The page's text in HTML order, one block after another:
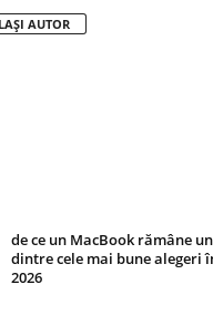
AUTOR
de ce un MacBook rămâne
dintre cele mai bune alegeri
2026